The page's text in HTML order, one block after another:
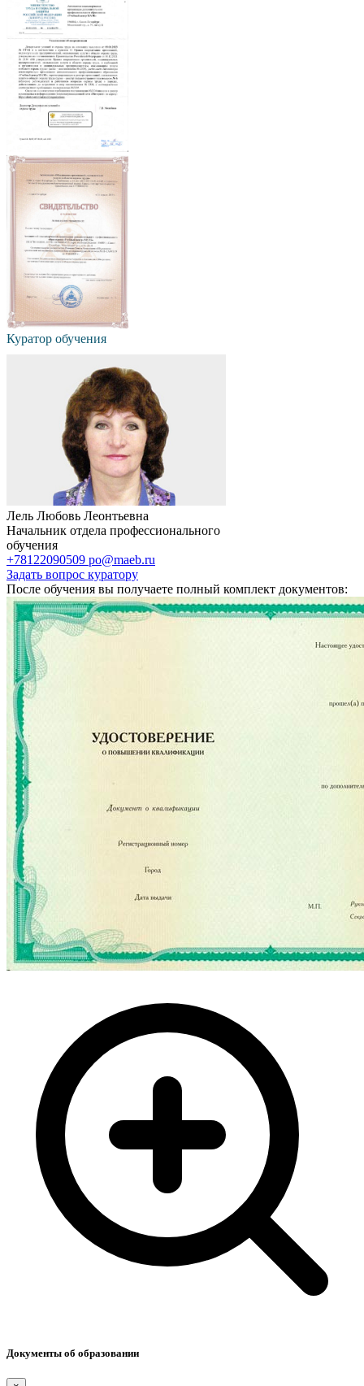
Куратор обучения
Лель Любовь Леонтьевна
Начальник отдела профессионального
обучения
+78122090509 po@maeb.ru
Задать вопрос куратору
После обучения вы получаете полный комплект документов:
Документы об образовании